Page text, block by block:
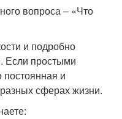
вопроса – «Что
и подробно
Если простыми
и
сферах жизни.